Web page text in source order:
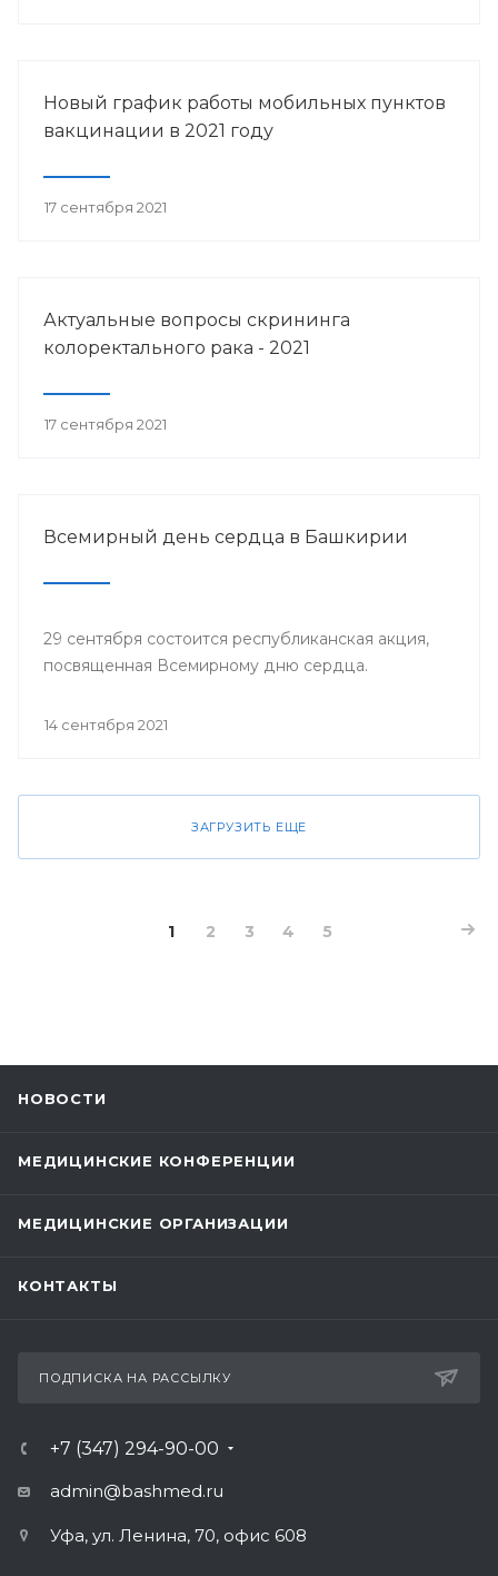
Новый график работы мобильных пунктов
вакцинации в 2021 году
17 сентября 2021
Актуальные вопросы скрининга
колоректального рака - 2021
17 сентября 2021
Всемирный день сердца в Башкирии
29 сентября состоится республиканская акция,
посвященная Всемирному дню сердца.
14 сентября 2021
ЗАГРУЗИТЬ ЕЩЕ
1 2 3 4 5
НОВОСТИ
МЕДИЦИНСКИЕ КОНФЕРЕНЦИИ
МЕДИЦИНСКИЕ ОРГАНИЗАЦИИ
КОНТАКТЫ
ПОДПИСКА НА РАССЫЛКУ
+7 (347) 294-90-00
admin@bashmed.ru
Уфа, ул. Ленина, 70, офис 608